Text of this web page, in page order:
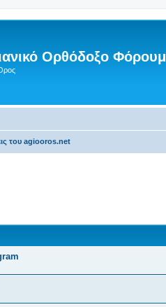
Ορθόδοξο Φόρουμ
του agiooros.net